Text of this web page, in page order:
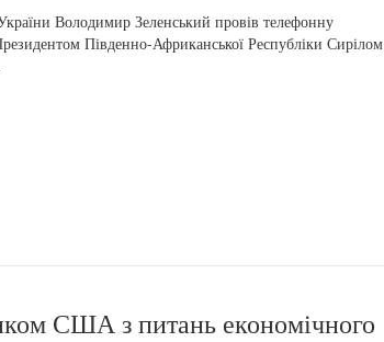
Володимир Зеленський провів телефонну
Південно-Африканської Республіки Сирілом
США з питань економічного